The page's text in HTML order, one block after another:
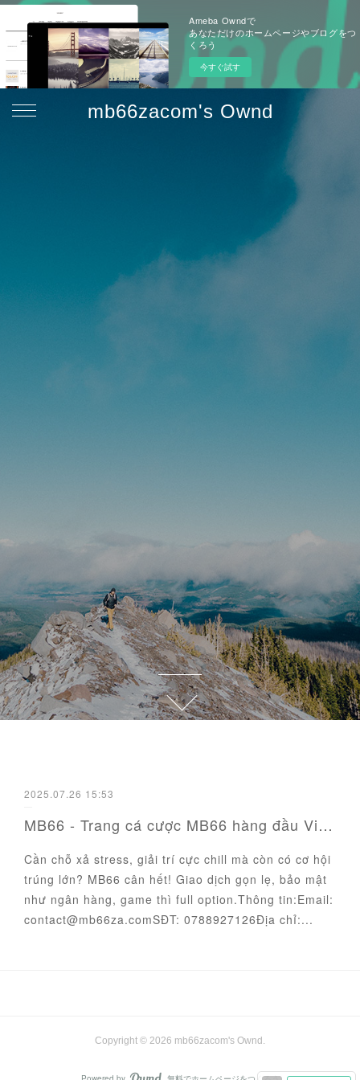
Ameba Owndで
あなただけのホームページやブログをつ
くろう
今すぐ試す
mb66zacom's Ownd
2025.07.26 15:53
MB66 - Trang cá cược MB66 hàng đầu Việt Nam
Cần chỗ xả stress, giải trí cực chill mà còn có cơ hội
trúng lớn? MB66 cân hết! Giao dịch gọn lẹ, bảo mật
như ngân hàng, game thì full option.Thông tin:Email:
contact@mb66za.comSĐT: 0788927126Địa chỉ:...
Copyright © 2026 mb66zacom's Ownd .